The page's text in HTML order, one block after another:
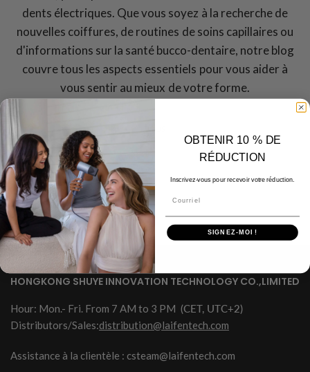
dents électriques. Que vous soyez à la recherche de
nouvelles coiffures, de routines de soins capillaires ou
d'informations sur la santé bucco-dentaire, notre blog
couvre tous les aspects essentiels pour vous aider à
vous sentir au mieux de votre forme.
HONGKONG SHUYE INNOVATION TECHNOLOGY CO.,LIMITED
Hour: Mon.- Fri. From 7 AM to 3 PM (CET, UTC+2)
Distributors/Sales:distribution@laifentech.com
Assistance à la clientèle : csteam@laifentech.com
OBTENIR 10 % DE
RÉDUCTION
Inscrivez-vous pour recevoir votre réduction.
SIGNEZ-MOI !